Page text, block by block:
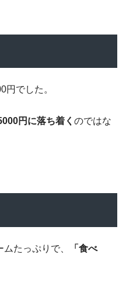
円でした。
円に落ち着く のではな
たっぷりで、
「食べ